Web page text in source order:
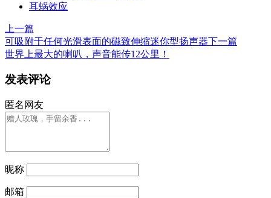
耳蜗效应
上一篇
可吸附于任何光滑表面的磁致伸缩迷你型扬声器下一篇
世界上最大的喇叭，声音能传12公里！
发表评论
匿名网友
昵称
邮箱